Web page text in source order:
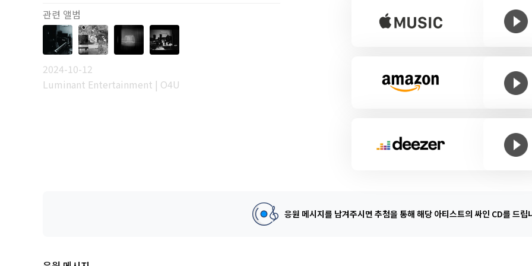
관련 앨범
2024-10-12
Luminant Entertainment | O4U
응원 메시지를 남겨주시면 추첨을 통해 해당 아티스트의 싸인 CD를 드립